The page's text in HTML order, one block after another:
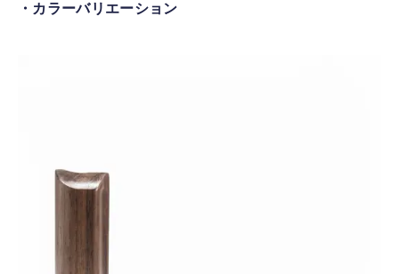
・カラーバリエーション